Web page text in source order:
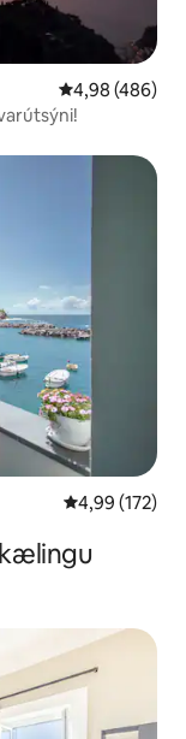
4,98 af 5 í
4,98 (486)
4,99 af 5 í
4,99 (172)